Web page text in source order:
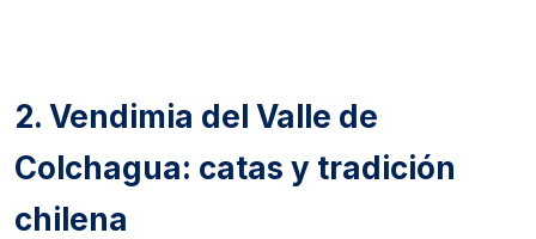
2. Vendimia del Valle de
Colchagua: catas y tradición
chilena